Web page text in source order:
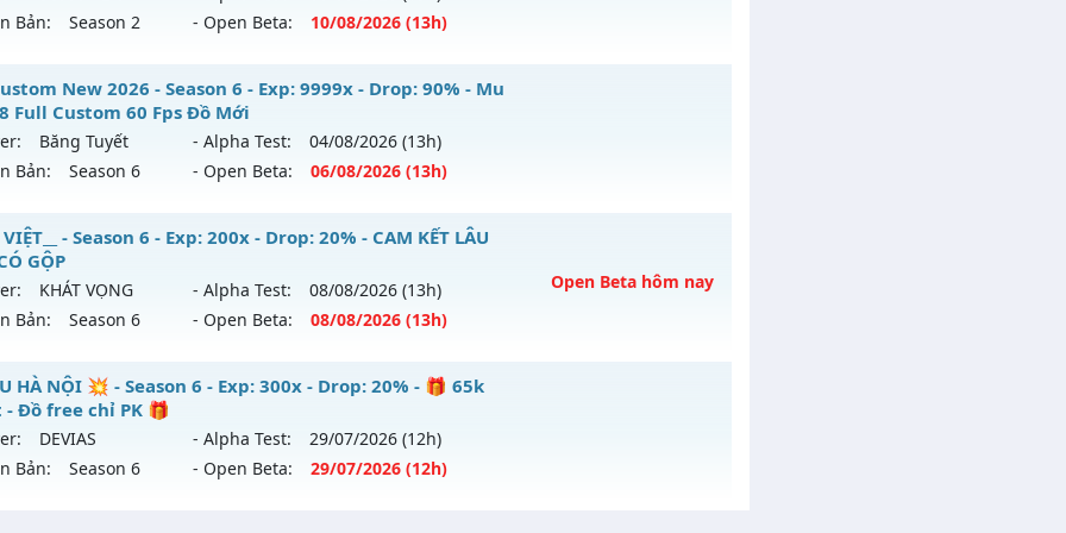
XShield
200x - Drop: 100%
loại: Mu Custom thêm đồ mới
XShield
Bản:
Season 2 - Open Beta: 10/08/2026 (13h)
2 Tuổi Thơ - Drop Ngọc Cao Train Wc tại K4
mới ra tháng 08 2026 - Mở máy chủSeason 2.0 vào 13h ngày 10/08/2626
200x - Drop: 20%
loại: Mu Bán Đồ Full Trong Shop
GameGuard
New 2026 - Season 6 - Exp: 9999x - Drop: 90% - Mu
Full Custom 60 Fps Đồ Mới
Băng Tuyết - Alpha Test: 04/08/2026 (13h)
Bản:
Season 6 - Open Beta: 06/08/2026 (13h)
Custom New 2026 - Mu Ss6.18 Full Custom 60 Fps Đồ Mới
mới ra tháng 08 2026 - Mở máy chủBăng Tuyết
vào 13h ngày 06/08/2626
9999x - Drop: 90%
loại: Mu Custom thêm đồ mới
Gold Dragon
VIỆT__ - Season 6 - Exp: 200x - Drop: 20% - CAM KẾT LÂU
GỘP
KHÁT VỌNG - Alpha Test: 08/08/2026 (13h)
Bản:
Season 6 - Open Beta: 08/08/2026 (13h)
Open Beta hôm nay
VIỆT__ - CAM KẾT LÂU DÀI, CÓ GỘP
mới ra tháng 08 2026 - Mở máy chủKHÁT VỌNG
200x - Drop: 20%
HÀ NỘI 💥 - Season 6 - Exp: 300x - Drop: 20% - 🎁 65k
- Đồ free chỉ PK 🎁
DEVIAS - Alpha Test: 29/07/2026 (12h)
Bản:
Season 6 - Open Beta: 29/07/2026 (12h)